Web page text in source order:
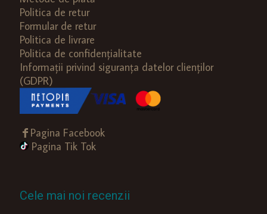
Politica de retur
Formular de retur
Politica de livrare
Politica de confidențialitate
Informații privind siguranța datelor clienților
(GDPR)
Pagina Facebook
Pagina Tik Tok
Cele mai noi recenzii